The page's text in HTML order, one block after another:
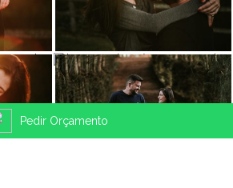
Pedir Orçamento